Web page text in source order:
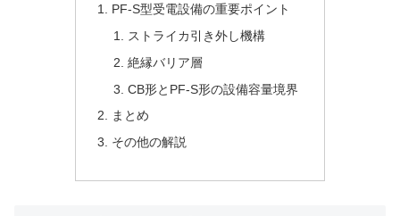
PF-S型受電設備の重要ポイント
ストライカ引き外し機構
絶縁バリア層
CB形とPF-S形の設備容量境界
まとめ
その他の解説